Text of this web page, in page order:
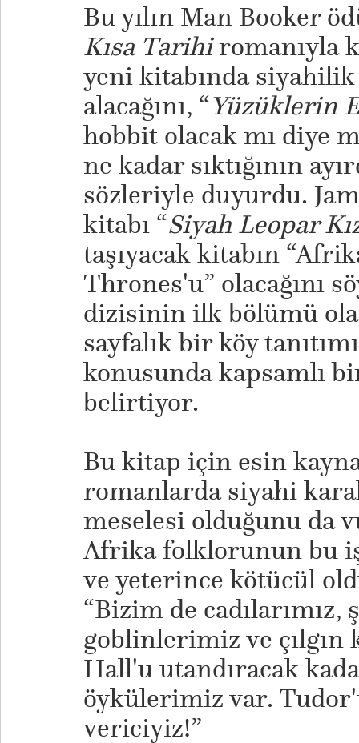
Bu yılın Man Booker
Kısa Tarihiromanıyla
yeni kitabında
alacağını, “Yüzüklerin
hobbit olacak mı diye
ne kadar sıktığının
sözleriyle duyurdu.
kitabı “Siyah Leopar
taşıyacak kitabın
Thrones'u” olacağını
dizisinin ilk bölümü
sayfalık bir köy
konusunda kapsamlı
belirtiyor.
Bu kitap için esin
romanlarda siyahi
meselesi olduğunu da
Afrika folklorunun bu
ve yeterince kötücül
“Bizim de cadılarımız,
goblinlerimiz ve çılgın
Hall'u utandıracak
öykülerimiz var.
vericiyiz!”